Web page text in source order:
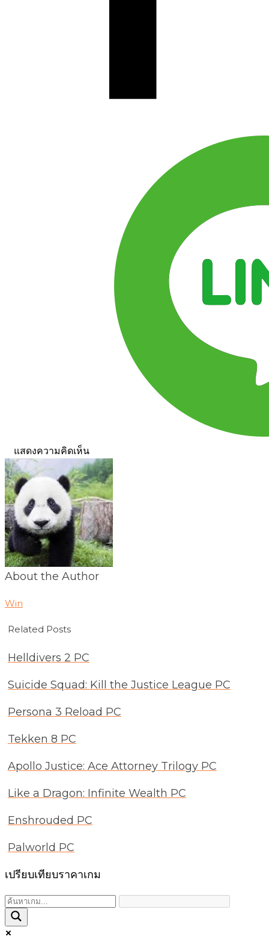
แสดงความคิดเห็น
About the Author
Win
Related Posts
Helldivers 2 PC
Suicide Squad: Kill the Justice League PC
Persona 3 Reload PC
Tekken 8 PC
Apollo Justice: Ace Attorney Trilogy PC
Like a Dragon: Infinite Wealth PC
Enshrouded PC
Palworld PC
เปรียบเทียบราคาเกม